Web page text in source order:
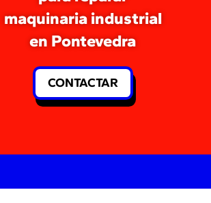
maquinaria industrial
en Pontevedra
CONTACTAR